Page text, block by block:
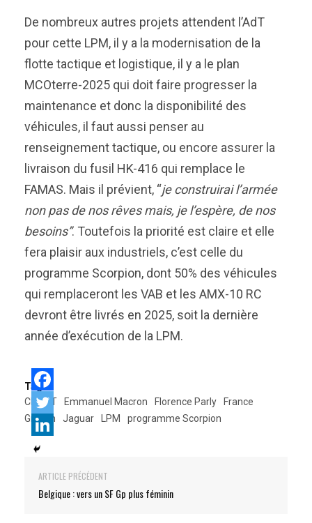
De nombreux autres projets attendent l’AdT
pour cette LPM, il y a la modernisation de la
flotte tactique et logistique, il y a le plan
MCOterre-2025 qui doit faire progresser la
maintenance et donc la disponibilité des
véhicules, il faut aussi penser au
renseignement tactique, ou encore assurer la
livraison du fusil HK-416 qui remplace le
FAMAS. Mais il prévient, “je construirai l’armée
non pas de nos rêves mais, je l’espère, de nos
besoins”. Toutefois la priorité est claire et elle
fera plaisir aux industriels, c’est celle du
programme Scorpion, dont 50% des véhicules
qui remplaceront les VAB et les AMX-10 RC
devront être livrés en 2025, soit la dernière
année d’exécution de la LPM.
Tags:
CEMAT
Emmanuel Macron Florence Parly
France
Griffon
Jaguar LPM programme Scorpion
ARTICLE PRÉCÉDENT
Belgique : vers un SF Gp plus féminin